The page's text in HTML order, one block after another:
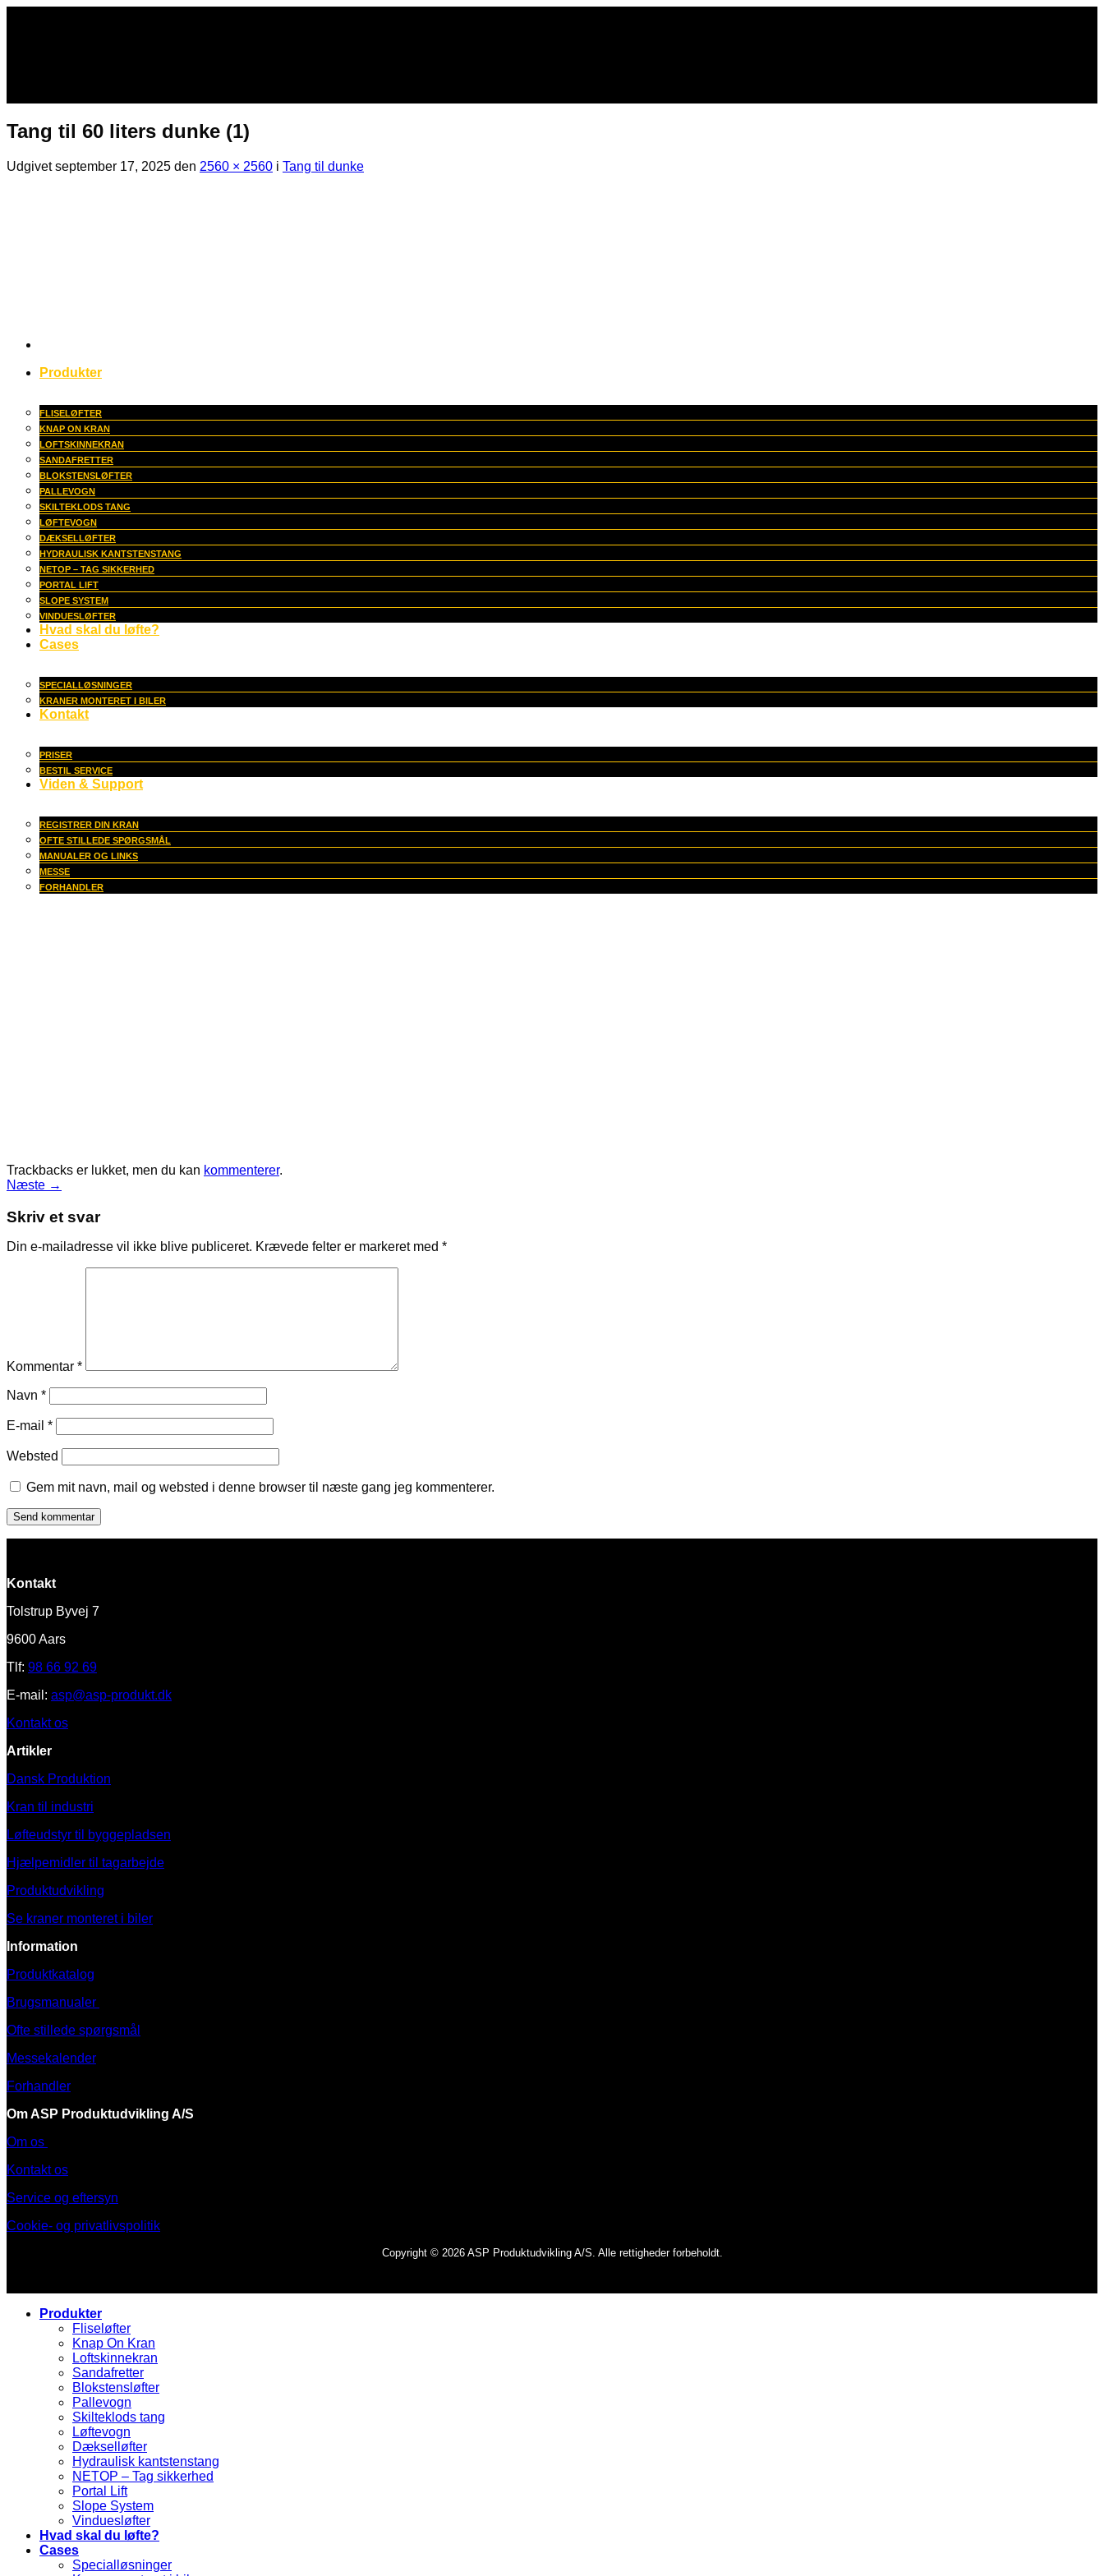
Produkter
FLISELØFTER
KNAP ON KRAN
LOFTSKINNEKRAN
SANDAFRETTER
BLOKSTENSLØFTER
PALLEVOGN
SKILTEKLODS TANG
LØFTEVOGN
DÆKSELLØFTER
HYDRAULISK KANTSTENSTANG
NETOP – TAG SIKKERHED
PORTAL LIFT
SLOPE SYSTEM
VINDUESLØFTER
Hvad skal du løfte?
Cases
SPECIALLØSNINGER
KRANER MONTERET I BILER
Kontakt
PRISER
BESTIL SERVICE
Viden & Support
REGISTRER DIN KRAN
OFTE STILLEDE SPØRGSMÅL
MANUALER OG LINKS
MESSE
FORHANDLER
Tang til 60 liters dunke (1)
Udgivetseptember 17, 2025 den 2560 × 2560 i Tang til dunke
Trackbacks er lukket, men du kan kommenterer.
Næste →
Skriv et svar
Din e-mailadresse vil ikke blive publiceret. Krævede felter er markeret med *
Kommentar *
Navn *
E-mail *
Websted
Gem mit navn, mail og websted i denne browser til næste gang jeg kommenterer.
Kontakt
Tolstrup Byvej 7
9600 Aars
Tlf: 98 66 92 69
E-mail: asp@asp-produkt.dk
Kontakt os
Artikler
Dansk Produktion
Kran til industri
Løfteudstyr til byggepladsen
Hjælpemidler til tagarbejde
Produktudvikling
Se kraner monteret i biler
Information
Produktkatalog
Brugsmanualer
Ofte stillede spørgsmål
Messekalender
Forhandler
Om ASP Produktudvikling A/S
Om os
Kontakt os
Service og eftersyn
Cookie- og privatlivspolitik
Copyright © 2026 ASP Produktudvikling A/S. Alle rettigheder forbeholdt.
Produkter
Fliseløfter
Knap On Kran
Loftskinnekran
Sandafretter
Blokstensløfter
Pallevogn
Skilteklods tang
Løftevogn
Dækselløfter
Hydraulisk kantstenstang
NETOP – Tag sikkerhed
Portal Lift
Slope System
Vinduesløfter
Hvad skal du løfte?
Cases
Specialløsninger